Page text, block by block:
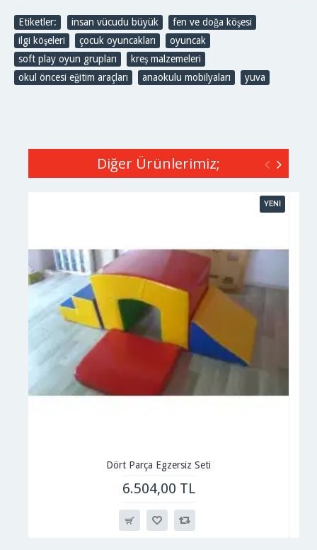
Etiketler: insan vücudu büyük fen ve doğa köşesi
ilgi köşeleri
çocuk oyuncakları oyuncak
soft play oyun grupları
kreş malzemeleri
okul öncesi eğitim araçları
anaokulu mobilyaları yuva
Diğer Ürünlerimiz;
YENİ
Dört Parça Egzersiz Seti
6.504,00 TL